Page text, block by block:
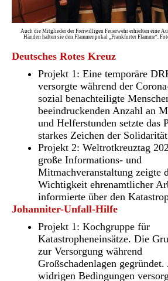
Auch die Mitglieder der Freiwilligen Feuerwehr erhielten eine
Händen halten sie den Flammenpokal „Frankfurter Flamme“.
Deutsches Rotes Kreuz
Projekt 1: Eine temporäre
versorgte während der
sozial benachteiligte
beeindruckenden Anzahl an
und Helferstunden setzte das
starkes Zeichen der
Projekt 2: Weltrotkreuztag
große Informations- und
Mitmachveranstaltung zeigte
Wichtigkeit ehrenamtlicher
informierte über den
Johanniter-Unfall-Hilfe
Projekt 1: Kochgruppe für
Katastropheneinsätze. Die
zur Versorgung während
Großschadenlagen
widrigen Bedingungen